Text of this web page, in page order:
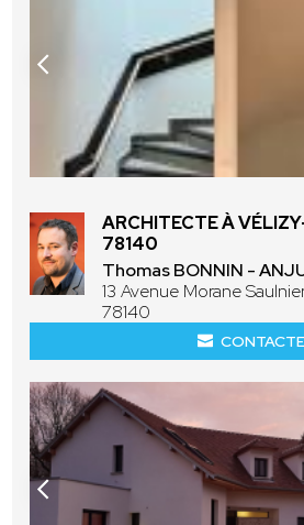
ARCHITECTE À
78140
Thomas BONNIN -
13 Avenue Morane
78140